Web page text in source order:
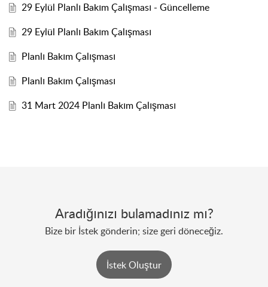
29 Eylül Planlı Bakım Çalışması - Güncelleme
29 Eylül Planlı Bakım Çalışması
Planlı Bakım Çalışması
Planlı Bakım Çalışması
31 Mart 2024 Planlı Bakım Çalışması
Aradığınızı bulamadınız mı?
Bize bir İstek gönderin; size geri döneceğiz.
İstek Oluştur